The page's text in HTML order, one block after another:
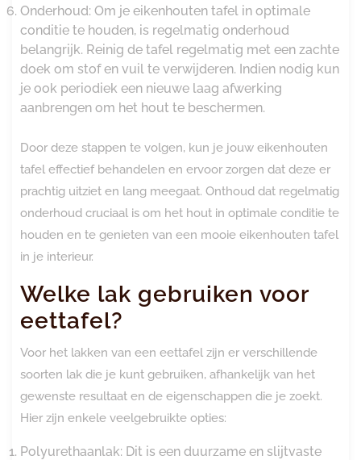
Onderhoud: Om je eikenhouten tafel in optimale
conditie te houden, is regelmatig onderhoud
belangrijk. Reinig de tafel regelmatig met een zachte
doek om stof en vuil te verwijderen. Indien nodig kun
je ook periodiek een nieuwe laag afwerking
aanbrengen om het hout te beschermen.
Door deze stappen te volgen, kun je jouw eikenhouten
tafel effectief behandelen en ervoor zorgen dat deze er
prachtig uitziet en lang meegaat. Onthoud dat regelmatig
onderhoud cruciaal is om het hout in optimale conditie te
houden en te genieten van een mooie eikenhouten tafel
in je interieur.
Welke lak gebruiken voor
eettafel?
Voor het lakken van een eettafel zijn er verschillende
soorten lak die je kunt gebruiken, afhankelijk van het
gewenste resultaat en de eigenschappen die je zoekt.
Hier zijn enkele veelgebruikte opties:
Polyurethaanlak: Dit is een duurzame en slijtvaste